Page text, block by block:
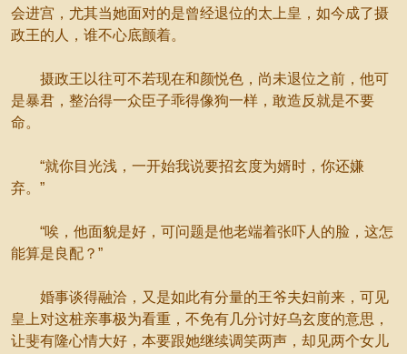
会进宫，尤其当她面对的是曾经退位的太上皇，如今成了摄
政王的人，谁不心底颤着。
摄政王以往可不若现在和颜悦色，尚未退位之前，他可
是暴君，整治得一众臣子乖得像狗一样，敢造反就是不要
命。
“就你目光浅，一开始我说要招玄度为婿时，你还嫌
弃。”
“唉，他面貌是好，可问题是他老端着张吓人的脸，这怎
能算是良配？”
婚事谈得融洽，又是如此有分量的王爷夫妇前来，可见
皇上对这桩亲事极为看重，不免有几分讨好乌玄度的意思，
让斐有隆心情大好，本要跟她继续调笑两声，却见两个女儿